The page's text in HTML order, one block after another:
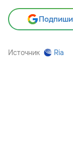
Источник Ria